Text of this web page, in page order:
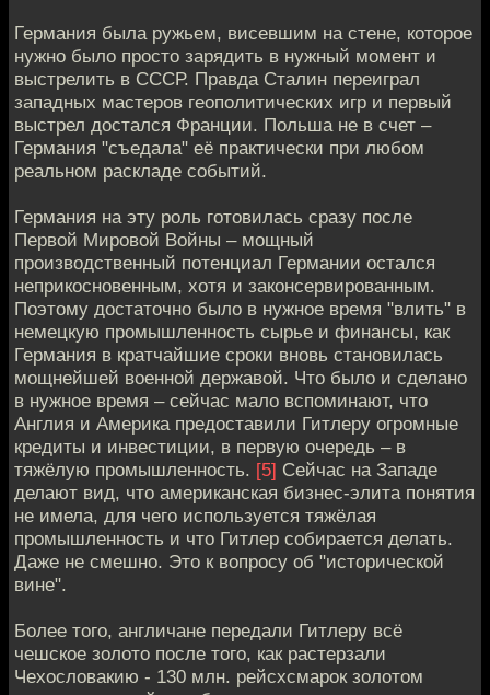
Германия была ружьем, висевшим на стене, которое
нужно было просто зарядить в нужный момент и
выстрелить в СССР. Правда Сталин переиграл
западных мастеров геополитических игр и первый
выстрел достался Франции. Польша не в счет –
Германия "съедала" её практически при любом
реальном раскладе событий.
Германия на эту роль готовилась сразу после
Первой Мировой Войны – мощный
производственный потенциал Германии остался
неприкосновенным, хотя и законсервированным.
Поэтому достаточно было в нужное время "влить" в
немецкую промышленность сырье и финансы, как
Германия в кратчайшие сроки вновь становилась
мощнейшей военной державой. Что было и сделано
в нужное время – сейчас мало вспоминают, что
Англия и Америка предоставили Гитлеру огромные
кредиты и инвестиции, в первую очередь – в
тяжёлую промышленность. [5] Сейчас на Западе
делают вид, что американская бизнес-элита понятия
не имела, для чего используется тяжёлая
промышленность и что Гитлер собирается делать.
Даже не смешно. Это к вопросу об "исторической
вине".
Более того, англичане передали Гитлеру всё
чешское золото после того, как растерзали
Чехословакию - 130 млн. рейсхсмарок золотом